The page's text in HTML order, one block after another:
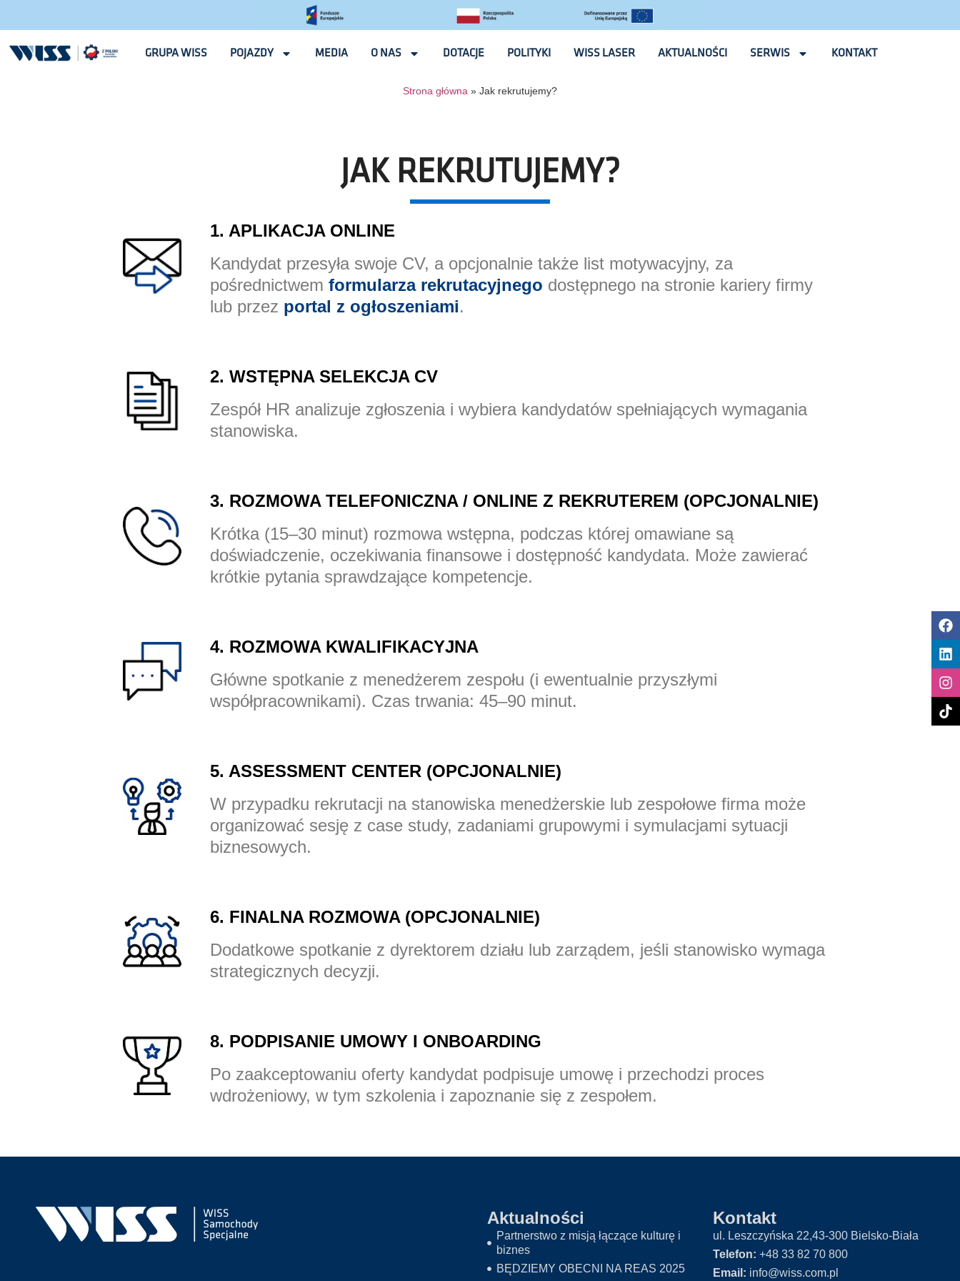
GRUPA WISS POJAZDY MEDIA O NAS DOTACJE POLITYKI WISS LASER AKTUALNOŚCI SERWIS KONTAKT
Strona główna » Jak rekrutujemy?
JAK REKRUTUJEMY?
1. APLIKACJA ONLINE
Kandydat przesyła swoje CV, a opcjonalnie także list motywacyjny, za
pośrednictwem formularza rekrutacyjnego dostępnego na stronie kariery firmy
lub przez portal z ogłoszeniami.
2. WSTĘPNA SELEKCJA CV
Zespół HR analizuje zgłoszenia i wybiera kandydatów spełniających wymagania
stanowiska.
3. ROZMOWA TELEFONICZNA / ONLINE Z REKRUTEREM (OPCJONALNIE)
Krótka (15–30 minut) rozmowa wstępna, podczas której omawiane są
doświadczenie, oczekiwania finansowe i dostępność kandydata. Może zawierać
krótkie pytania sprawdzające kompetencje.
4. ROZMOWA KWALIFIKACYJNA
Główne spotkanie z menedżerem zespołu (i ewentualnie przyszłymi
współpracownikami). Czas trwania: 45–90 minut.
5. ASSESSMENT CENTER (OPCJONALNIE)
W przypadku rekrutacji na stanowiska menedżerskie lub zespołowe firma może
organizować sesję z case study, zadaniami grupowymi i symulacjami sytuacji
biznesowych.
6. FINALNA ROZMOWA (OPCJONALNIE)
Dodatkowe spotkanie z dyrektorem działu lub zarządem, jeśli stanowisko wymaga
strategicznych decyzji.
8. PODPISANIE UMOWY I ONBOARDING
Po zaakceptowaniu oferty kandydat podpisuje umowę i przechodzi proces
wdrożeniowy, w tym szkolenia i zapoznanie się z zespołem.
Aktualności
Partnerstwo z misją łączące kulturę i
biznes
BĘDZIEMY OBECNI NA REAS 2025
Kontakt
ul. Leszczyńska 22,43-300 Bielsko-Biała
Telefon: +48 33 82 70 800
Email: info@wiss.com.pl